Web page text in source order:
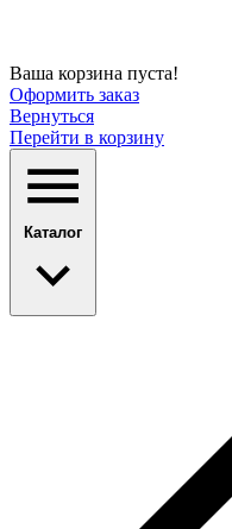
Ваша корзина пуста!
Оформить заказ
Вернуться
Перейти в корзину
Каталог